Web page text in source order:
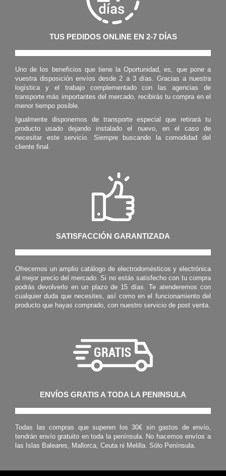
TUS PEDIDOS ONLINE EN 2-7 DÍAS
Uno de los beneficios que tiene la Oportunidad, es, que pone a
vuestra disposición envíos desde 2 a 3 días. Gracias a nuestra
logística y el trabajo complementado con las agencias de
transporte más importantes del mercado, recibirás tu compra en el
menor tiempo posible.
Igualmente disponemos de transporte especial que retirará tu
producto usado dejando instalado el nuevo, en el caso de
necesitar este servicio. Siempre buscando la comodidad del
cliente final.
SATISFACCIÓN GARANTIZADA
Ofrecemos un amplio catálogo de electrodomésticos y electrónica
al mejor precio del mercado. Si no estás satisfecho con tu compra
podrás devolverlo en un plazo de 15 días. Te atenderemos con
cualquier duda que necesites, así como en el funcionamiento del
producto que hayas comprado, con nuestro servicio de post venta.
ENVÍOS GRATIS A TODA LA PENINSULA
Todas las compras que superen los 30€ sin gastos de envío,
tendrán envío gratuito en toda la península. No hacemos envíos a
las Islas Baleares, Mallorca, Ceuta ni Melilla. Sólo Península.